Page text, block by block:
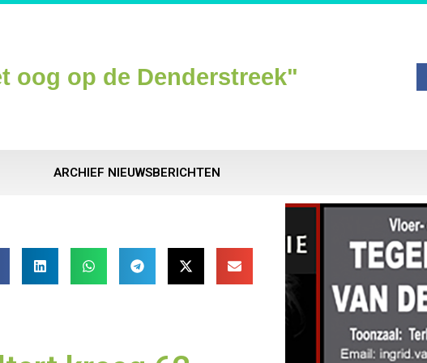
oog op de Denderstreek"
ARCHIEF NIEUWSBERICHTEN